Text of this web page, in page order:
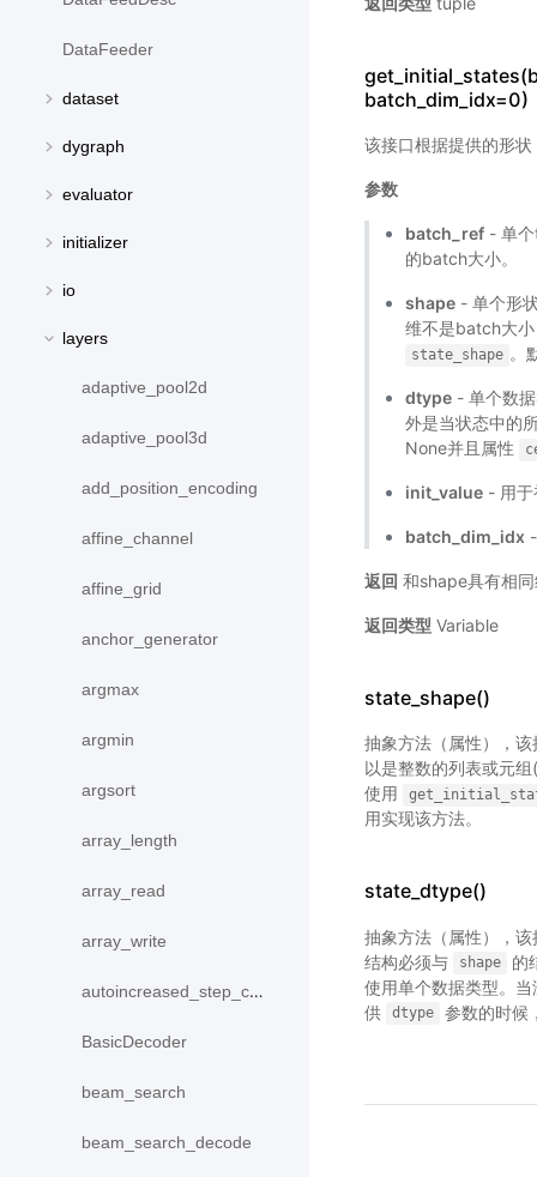
DataFeeder
dataset
dygraph
evaluator
initializer
io
layers
adaptive_pool2d
adaptive_pool3d
add_position_encoding
affine_channel
affine_grid
anchor_generator
argmax
argmin
argsort
array_length
array_read
array_write
autoincreased_step_counter
BasicDecoder
beam_search
beam_search_decode
batch_dim_idx=0)
该接口根据提供的形
参数
batch_ref - 单
的batch大小。
shape - 单个形
维不是batch大
state_shape 。
dtype - 单个数
外是当状态中的
None并且属性
init_value - 用
batch_dim_idx
返回 和shape具有相
返回类型 Variable
state_shape()
抽象方法（属性），
以是整数的列表或元
使用
用实现该方法。
state_dtype()
抽象方法（属性），
结构必须与
shape
的
使用单个数据类型。
供
dtype 参数的时候